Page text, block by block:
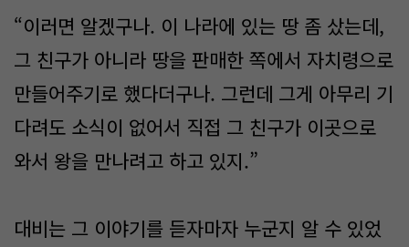
“이러면 알겠구나. 이 나라에 있는 땅 좀 샀는데,
그 친구가 아니라 땅을 판매한 쪽에서 자치령으로
만들어주기로 했다더구나. 그런데 그게 아무리 기
다려도 소식이 없어서 직접 그 친구가 이곳으로
와서 왕을 만나려고 하고 있지.”
대비는 그 이야기를 듣자마자 누군지 알 수 있었